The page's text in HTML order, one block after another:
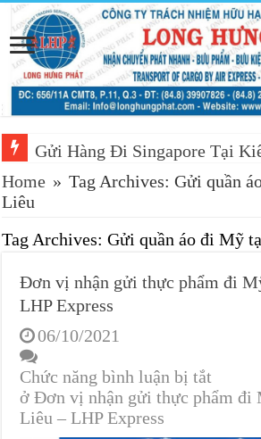
Gửi Hàng Đi Singapore Tại
Home » Tag Archives: Gửi quần
Liêu
Tag Archives:Gửi quần áo đi Mỹ
Đơn vị nhận gửi thực phẩm đi
LHP Express
06/10/2021
Chức năng bình luận bị tắt
ở Đơn vị nhận gửi thực phẩm đi
Liêu – LHP Express